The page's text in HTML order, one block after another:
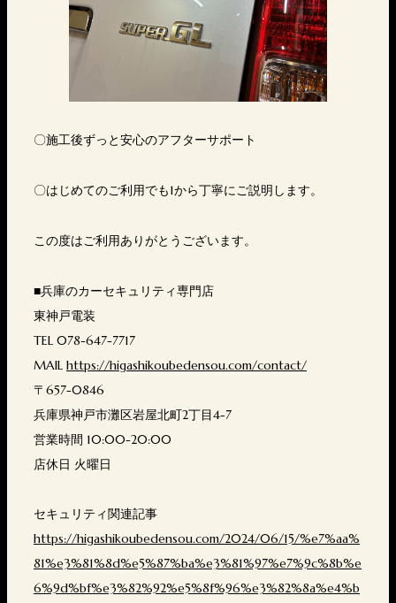
〇施工後ずっと安心のアフターサポート
〇はじめてのご利用でも1から丁寧にご説明します。
この度はご利用ありがとうございます。
■兵庫のカーセキュリティ専門店
東神戸電装
TEL 078-647-7717
MAIL https://higashikoubedensou.com/contact/
〒657-0846
兵庫県神戸市灘区岩屋北町2丁目4-7
営業時間 10:00-20:00
店休日 火曜日
セキュリティ関連記事
https://higashikoubedensou.com/2024/06/15/%e7%aa%
81%e3%81%8d%e5%87%ba%e3%81%97%e7%9c%8b%e
6%9d%bf%e3%82%92%e5%8f%96%e3%82%8a%e4%b